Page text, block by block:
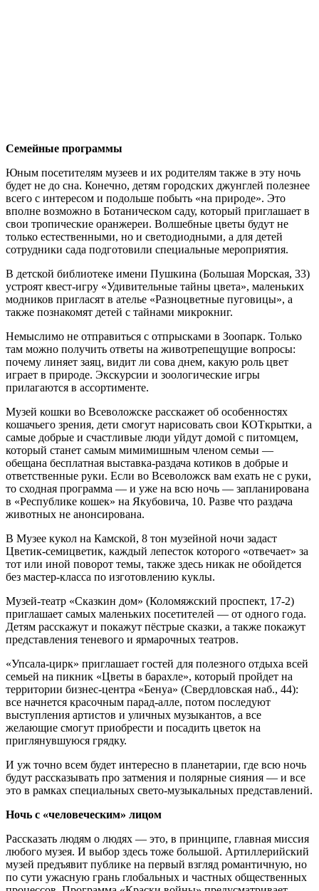
Семейные программы
Юным посетителям музеев и их родителям также в эту ночь
будет не до сна. Конечно, детям городских джунглей полезнее
всего с интересом и подольше побыть «на природе». Это
вполне возможно в Ботаническом саду, который приглашает в
свои тропические оранжереи. Волшебные цветы будут не
только естественными, но и светодиодными, а для детей
сотрудники сада подготовили специальные мероприятия.
В детской библиотеке имени Пушкина (Большая Морская, 33)
устроят квест-игру «Удивительные тайны цвета», маленьких
модников пригласят в ателье «Разноцветные пуговицы», а
также познакомят детей с тайнами микрокниг.
Немыслимо не отправиться с отпрысками в Зоопарк. Только
там можно получить ответы на животрепещущие вопросы:
почему линяет заяц, видит ли сова днем, какую роль цвет
играет в природе. Экскурсии и зоологические игры
прилагаются в ассортименте.
Музей кошки во Всеволожске расскажет об особенностях
кошачьего зрения, дети смогут нарисовать свои КОТкрытки, а
самые добрые и счастливые люди уйдут домой с питомцем,
который станет самым мимимишным членом семьи —
обещана бесплатная выставка-раздача котиков в добрые и
ответственные руки. Если во Всеволожск вам ехать не с руки,
то сходная программа — и уже на всю ночь — запланирована
в «Республике кошек» на Якубовича, 10. Разве что раздача
животных не анонсирована.
В Музее кукол на Камской, 8 тон музейной ночи задаст
Цветик-семицветик, каждый лепесток которого «отвечает» за
тот или иной поворот темы, также здесь никак не обойдется
без мастер-класса по изготовлению куклы.
Музей-театр «Сказкин дом» (Коломяжский проспект, 17-2)
приглашает самых маленьких посетителей — от одного года.
Детям расскажут и покажут пёстрые сказки, а также покажут
представления теневого и ярмарочных театров.
«Упсала-цирк» приглашает гостей для полезного отдыха всей
семьей на пикник «Цветы в барахле», который пройдет на
территории бизнес-центра «Бенуа» (Свердловская наб., 44):
все начнется красочным парад-алле, потом последуют
выступления артистов и уличных музыкантов, а все
желающие смогут приобрести и посадить цветок на
приглянувшуюся грядку.
И уж точно всем будет интересно в планетарии, где всю ночь
будут рассказывать про затмения и полярные сияния — и все
это в рамках специальных свето-музыкальных представлений.
Ночь с «человеческим» лицом
Рассказать людям о людях — это, в принципе, главная миссия
любого музея. И выбор здесь тоже большой. Артиллерийский
музей предъявит публике на первый взгляд романтичную, но
по сути ужасную грань глобальных и частных общественных